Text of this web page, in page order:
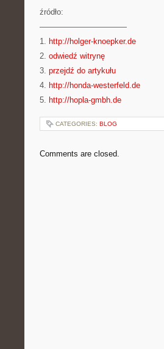
źródło:
———————————
1. http://holger-knoepker.de
2. odwiedź witrynę
3. przejdź do artykułu
4. http://honda-westerfeld.de
5. http://hopla-gmbh.de
CATEGORIES: BLOG
Comments are closed.